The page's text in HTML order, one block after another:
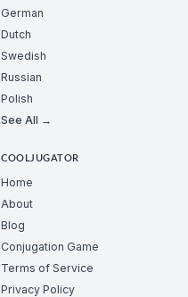
German
Dutch
Swedish
Russian
Polish
See All →
COOLJUGATOR
Home
About
Blog
Conjugation Game
Terms of Service
Privacy Policy